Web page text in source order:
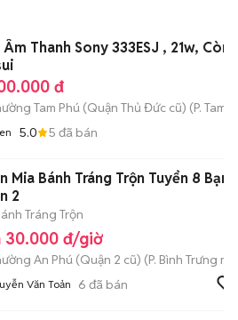
Thanh Sony 333ESJ , 21w, Còn
đ
Tam Phú (Quận Thủ Đức cũ) (P. Tam
5.0 5 đã bán
Mia Bánh Tráng Trộn Tuyển 8 Bạn
2
Tráng Trộn
30.000 đ/giờ
An Phú (Quận 2 cũ) (P. Bình Trưng
Văn Toản 6 đã bán